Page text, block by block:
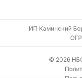
ИП Каминский
© 2026